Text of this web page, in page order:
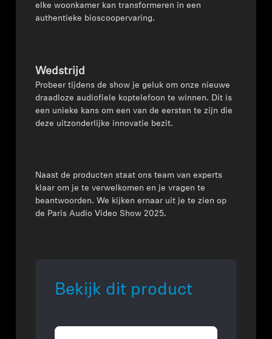
elke woonkamer kan transformeren in een
authentieke bioscoopervaring.
Wedstrijd
Probeer tijdens de show je geluk om onze nieuwe
draadloze audiofiele koptelefoon te winnen. Dit is
een unieke kans om een van de eersten te zijn die
deze uitzonderlijke innovatie bezit.
Naast de producten staat ons team van experts
klaar om je te verwelkomen en je vragen te
beantwoorden. We kijken ernaar uit je te zien op
de Paris Audio Video Show 2025.
Bekijk dit product